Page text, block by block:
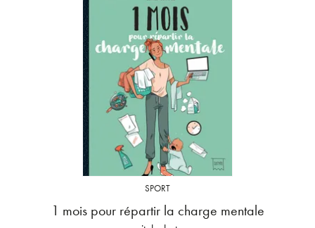
SPORT
1 mois pour répartir la charge mentale